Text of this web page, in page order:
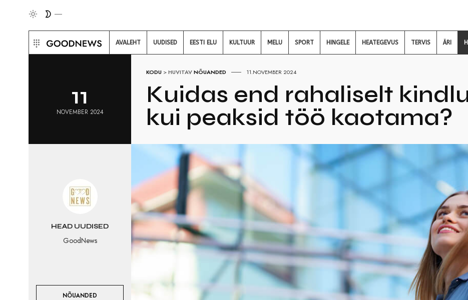
AVALEHT UUDISED EESTI ELU KULTUUR MELU SPORT HINGELE HEATEGEVUS TERVIS ÄRI
11
NOVEMBER 2024
KODU >HUVITAVNÕUANDED 11.NOVEMBER 2024
Kuidas end rahaliselt
kui peaksid töö kaotama?
HEAD UUDISED
GoodNews
NÕUANDED